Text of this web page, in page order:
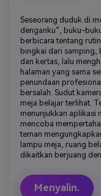
Seseorang duduk di
denganku”, buku-
berbicara tentang
bingkai dari samping,
dan kertas, lalu
halaman yang sama
penundaan
bersalah. Sudut
meja belajar terlihat.
menunjukkan aplikasi
mencoba
teman
lampu meja, ruang
dikaitkan berjuang
Menyalin.